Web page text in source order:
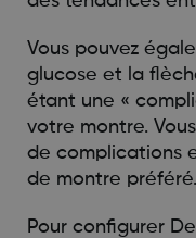
Vous pouvez
glucose et la
étant une «
votre montre.
de complications
de montre préféré.
Pour configurer